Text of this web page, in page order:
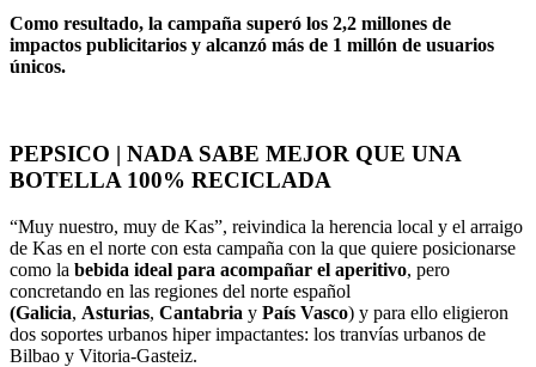
Como resultado, la campaña superó los 2,2 millones de
impactos publicitarios y alcanzó más de 1 millón de usuarios
únicos.
PEPSICO | NADA SABE MEJOR QUE UNA
BOTELLA 100% RECICLADA
“Muy nuestro, muy de Kas”, reivindica la herencia local y el arraigo
de Kas en el norte con esta campaña con la que quiere posicionarse
como la bebida ideal para acompañar el aperitivo, pero
concretando en las regiones del norte español
(Galicia, Asturias, Cantabria y País Vasco) y para ello eligieron
dos soportes urbanos hiper impactantes: los tranvías urbanos de
Bilbao y Vitoria-Gasteiz.